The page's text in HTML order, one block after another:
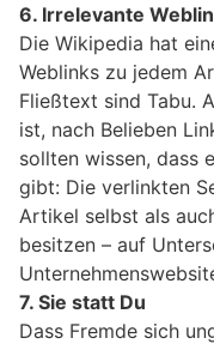
6. Irrelevante
Die Wikipedia hat
Weblinks zu jedem
Fließtext sind Tabu.
ist, nach Belieben
sollten wissen, dass
gibt: Die verlinkten
Artikel selbst als
besitzen – auf
7. Sie statt Du
Dass Fremde sich